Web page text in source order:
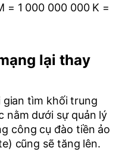
= 1 000 000 000 K =
lại thay
tìm khối trung
nằm dưới sự quản lý
công cụ đào tiền ảo
cũng sẽ tăng lên.